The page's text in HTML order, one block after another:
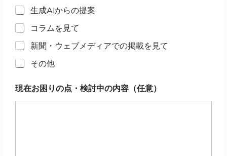
生成AIからの提案
コラムを見て
新聞・ウェブメディアでの掲載を見て
その他
現在お困りの点・検討中の内容（任意）